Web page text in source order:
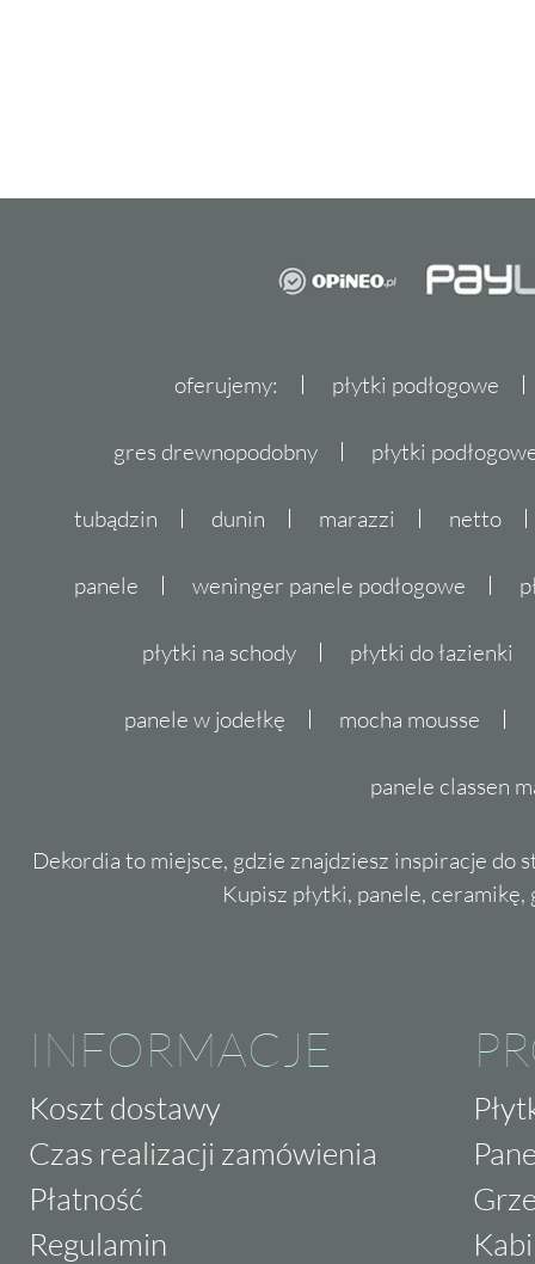
miejscem, gdzie chcesz spędzać każdą
płytki do Twojego domu. Nie czekaj,
oferujemy: płytki podłogowe
gres drewnopodobny płytki
tubądzin dunin marazzi netto
panele weninger panele podłogowe
płytki na schody płytki do łazienki
panele w jodełkę mocha mousse
panele classen
Dekordia to miejsce, gdzie znajdziesz inspiracje do
Kupisz płytki, panele,
INFORMACJE
Koszt dostawy
Czas realizacji zamówienia
Płatność
Regulamin